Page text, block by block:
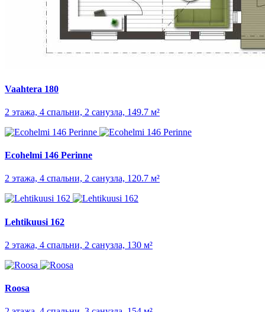
Vaahtera 180
2 этажа, 4 спальни, 2 санузла, 149.7 м²
Ecohelmi 146 Perinne
2 этажа, 4 спальни, 2 санузла, 120.7 м²
Lehtikuusi 162
2 этажа, 4 спальни, 2 санузла, 130 м²
Roosa